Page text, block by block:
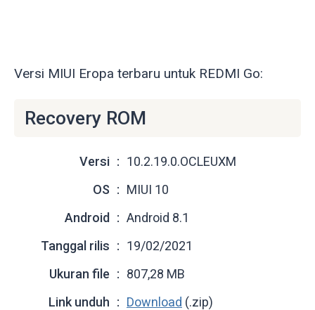
Versi MIUI Eropa terbaru untuk REDMI Go:
Recovery ROM
Versi
10.2.19.0.OCLEUXM
OS
MIUI 10
Android
Android 8.1
Tanggal rilis
19/02/2021
Ukuran file
807,28 MB
Link unduh
Download (.zip)